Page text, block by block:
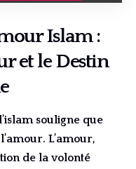
Islam :
et le Destin
souligne que
L’amour,
de la volonté